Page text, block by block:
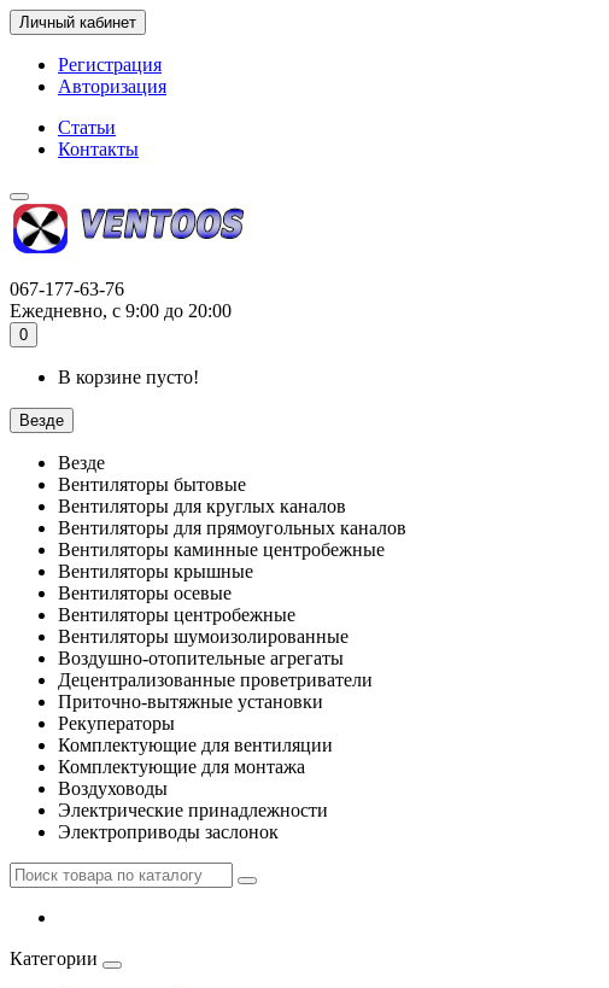
Личный кабинет
Регистрация
Авторизация
Статьи
Контакты
067-177-63-76
Ежедневно, с 9:00 до 20:00
0
В корзине пусто!
Везде
Везде
Вентиляторы бытовые
Вентиляторы для круглых каналов
Вентиляторы для прямоугольных каналов
Вентиляторы каминные центробежные
Вентиляторы крышные
Вентиляторы осевые
Вентиляторы центробежные
Вентиляторы шумоизолированные
Воздушно-отопительные агрегаты
Децентрализованные проветриватели
Приточно-вытяжные установки
Рекуператоры
Комплектующие для вентиляции
Комплектующие для монтажа
Воздуховоды
Электрические принадлежности
Электроприводы заслонок
Категории